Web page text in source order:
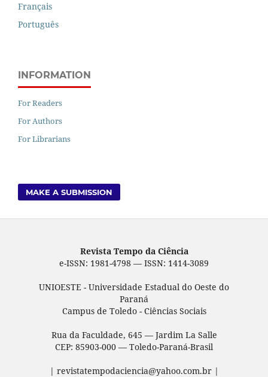
Français
Português
INFORMATION
For Readers
For Authors
For Librarians
MAKE A SUBMISSION
Revista Tempo da Ciência
e-ISSN: 1981-4798 — ISSN: 1414-3089
UNIOESTE - Universidade Estadual do Oeste do
Paraná
Campus de Toledo - Ciências Sociais
Rua da Faculdade, 645 — Jardim La Salle
CEP: 85903-000 — Toledo-Paraná-Brasil
| revistatempodaciencia@yahoo.com.br |